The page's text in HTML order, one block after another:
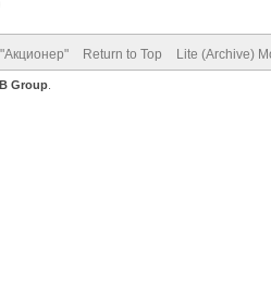
Return to Top Lite (Archive)
Group